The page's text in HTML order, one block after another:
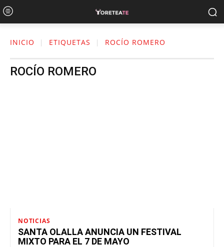
INICIO ETIQUETAS ROCÍO ROMERO
ROCÍO ROMERO
NOTICIAS
SANTA OLALLA ANUNCIA UN FESTIVAL
MIXTO PARA EL 7 DE MAYO